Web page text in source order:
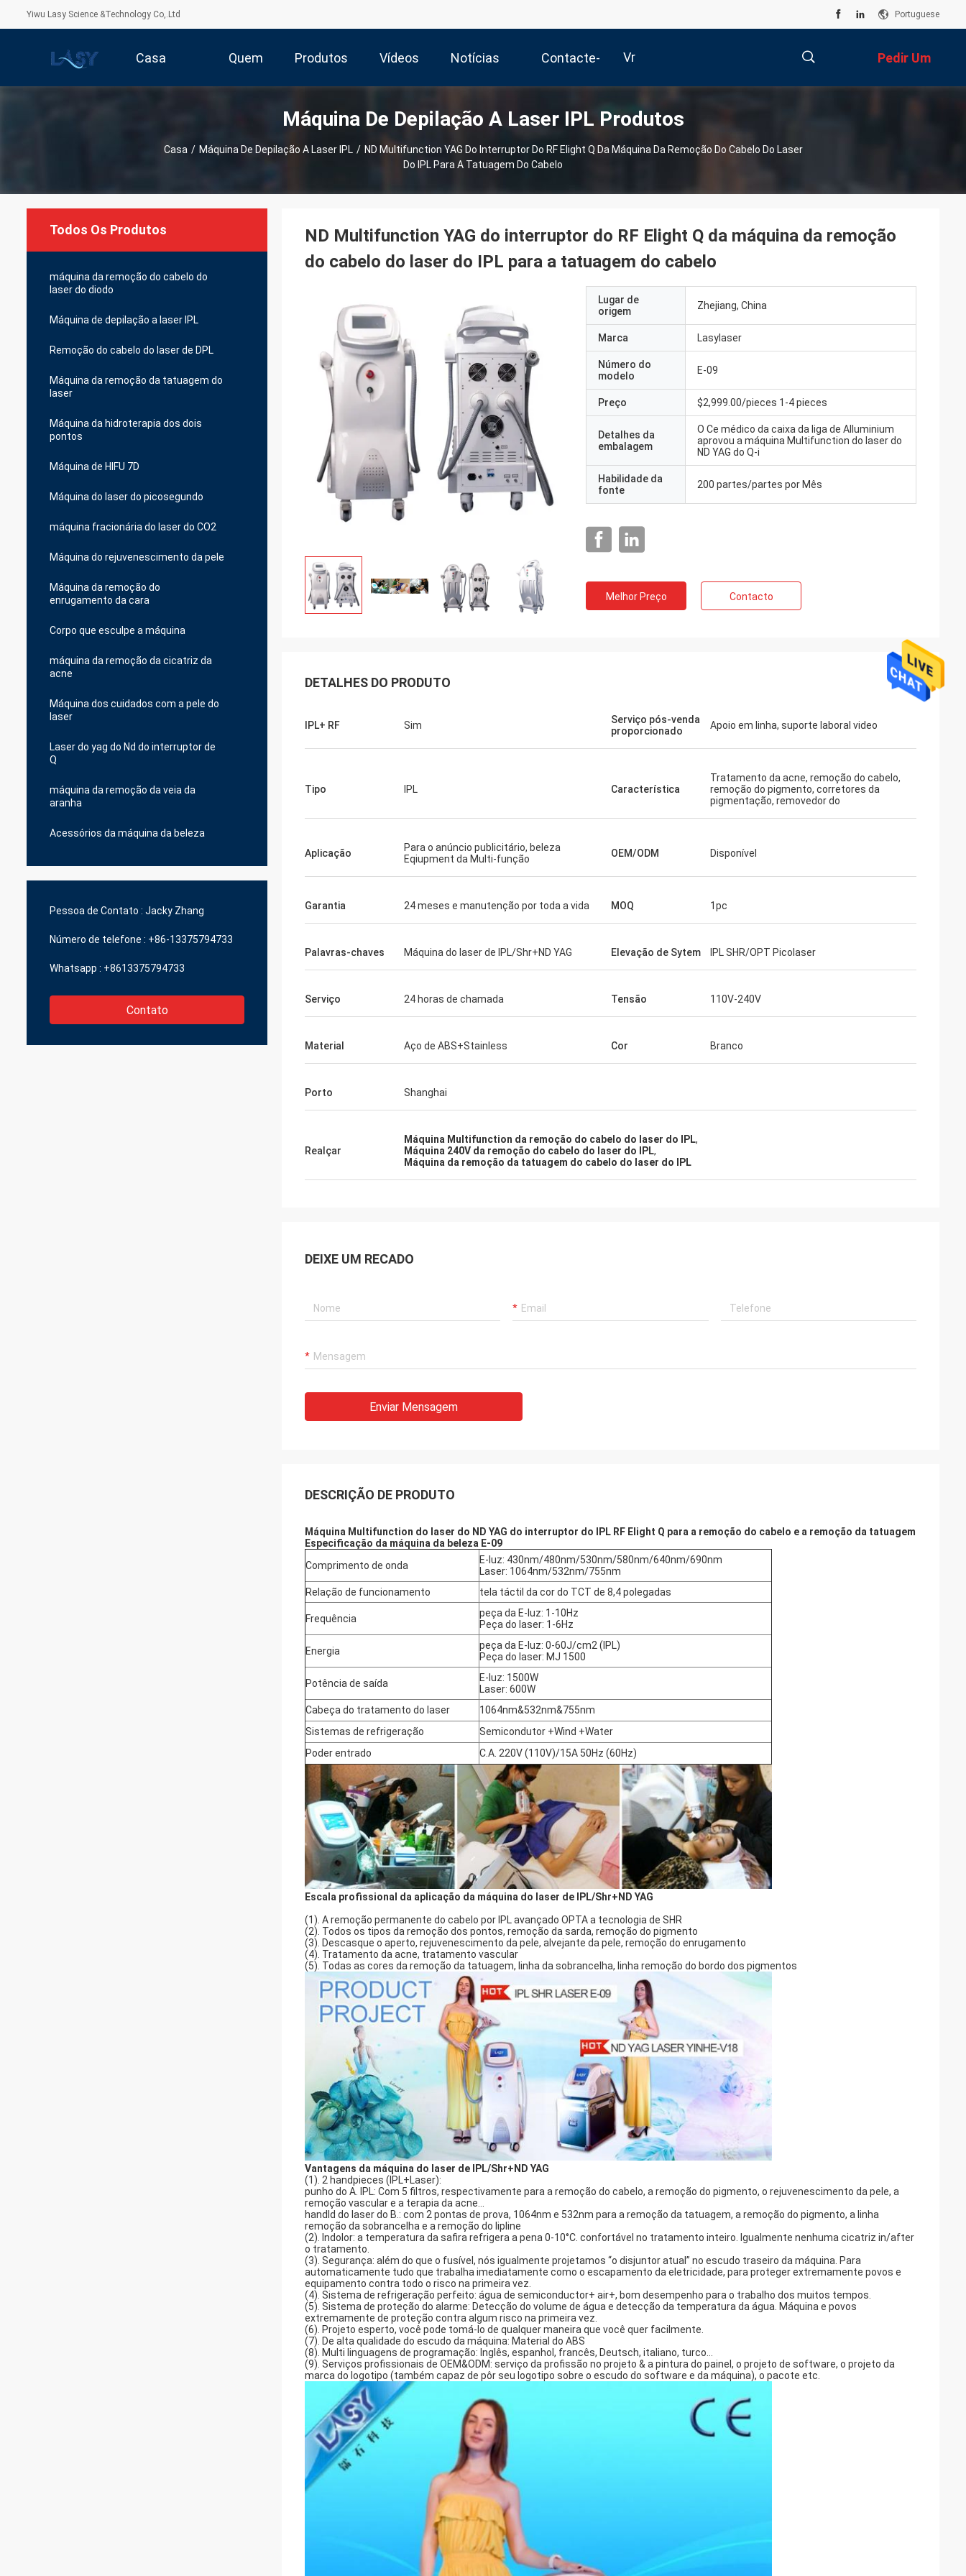
Yiwu Lasy Science &Technology Co,.Ltd Portuguese
Casa Quem Produtos Vídeos Notícias Contacte-
Nos
Vr Pedir Um
Orçamento
Máquina De Depilação A Laser IPL Produtos
Casa / Máquina De Depilação A Laser IPL / ND Multifunction YAG Do Interruptor Do RF Elight Q Da Máquina Da Remoção Do Cabelo Do Laser
Do IPL Para A Tatuagem Do Cabelo
Todos Os Produtos
máquina da remoção do cabelo do
laser do diodo
Máquina de depilação a laser IPL
Remoção do cabelo do laser de DPL
Máquina da remoção da tatuagem do
laser
Máquina da hidroterapia dos dois
pontos
Máquina de HIFU 7D
Máquina do laser do picosegundo
máquina fracionária do laser do CO2
Máquina do rejuvenescimento da pele
Máquina da remoção do
enrugamento da cara
Corpo que esculpe a máquina
máquina da remoção da cicatriz da
acne
Máquina dos cuidados com a pele do
laser
Laser do yag do Nd do interruptor de
Q
máquina da remoção da veia da
aranha
Acessórios da máquina da beleza
Pessoa de Contato : Jacky Zhang
Número de telefone : +86-13375794733
Whatsapp : +8613375794733
Contato
ND Multifunction YAG do interruptor do RF Elight Q da máquina da remoção
do cabelo do laser do IPL para a tatuagem do cabelo
Lugar de
origem
Zhejiang, China
Marca Lasylaser
Número do
modelo
E-09
Preço $2,999.00/pieces 1-4 pieces
Detalhes da
embalagem
O Ce médico da caixa da liga de Alluminium
aprovou a máquina Multifunction do laser do
ND YAG do Q-i
Habilidade da
fonte
200 partes/partes por Mês
Melhor Preço Contacto
DETALHES DO PRODUTO
IPL+ RF Sim
Serviço pós-venda
proporcionado
Apoio em linha, suporte laboral video
Tipo IPL Característica
Tratamento da acne, remoção do cabelo,
remoção do pigmento, corretores da
pigmentação, removedor do
Aplicação
Para o anúncio publicitário, beleza
Eqiupment da Multi-função
OEM/ODM Disponível
Garantia 24 meses e manutenção por toda a vida MOQ 1pc
Palavras-chaves Máquina do laser de IPL/Shr+ND YAG Elevação de Sytem IPL SHR/OPT Picolaser
Serviço 24 horas de chamada Tensão 110V-240V
Material Aço de ABS+Stainless Cor Branco
Porto Shanghai
Realçar
Máquina Multifunction da remoção do cabelo do laser do IPL,
Máquina 240V da remoção do cabelo do laser do IPL,
Máquina da remoção da tatuagem do cabelo do laser do IPL
DEIXE UM RECADO
Enviar Mensagem
DESCRIÇÃO DE PRODUTO
Máquina Multifunction do laser do ND YAG do interruptor do IPL RF Elight Q para a remoção do cabelo e a remoção da tatuagem
Especificação da máquina da beleza E-09
Comprimento de onda
E-luz: 430nm/480nm/530nm/580nm/640nm/690nm
Laser: 1064nm/532nm/755nm
Relação de funcionamento
tela táctil da cor do TCT de 8,4 polegadas
Frequência
peça da E-luz: 1-10Hz
Peça do laser: 1-6Hz
Energia
peça da E-luz: 0-60J/cm2 (IPL)
Peça do laser: MJ 1500
Potência de saída
E-luz: 1500W
Laser: 600W
Cabeça do tratamento do laser
1064nm&532nm&755nm
Sistemas de refrigeração
Semicondutor +Wind +Water
Poder entrado
C.A. 220V (110V)/15A 50Hz (60Hz)
Escala profissional da aplicação da máquina do laser de IPL/Shr+ND YAG
(1). A remoção permanente do cabelo por IPL avançado OPTA a tecnologia de SHR
(2). Todos os tipos da remoção dos pontos, remoção da sarda, remoção do pigmento
(3). Descasque o aperto, rejuvenescimento da pele, alvejante da pele, remoção do enrugamento
(4). Tratamento da acne, tratamento vascular
(5). Todas as cores da remoção da tatuagem, linha da sobrancelha, linha remoção do bordo dos pigmentos
Vantagens da máquina do laser de IPL/Shr+ND YAG
(1). 2 handpieces (IPL+Laser):
punho do A. IPL: Com 5 filtros, respectivamente para a remoção do cabelo, a remoção do pigmento, o rejuvenescimento da pele, a
remoção vascular e a terapia da acne…
handld do laser do B.: com 2 pontas de prova, 1064nm e 532nm para a remoção da tatuagem, a remoção do pigmento, a linha
remoção da sobrancelha e a remoção do lipline
(2). Indolor: a temperatura da safira refrigera a pena 0-10°C. confortável no tratamento inteiro. Igualmente nenhuma cicatriz in/after
o tratamento.
(3). Segurança: além do que o fusível, nós igualmente projetamos “o disjuntor atual” no escudo traseiro da máquina. Para
automaticamente tudo que trabalha imediatamente como o escapamento da eletricidade, para proteger extremamente povos e
equipamento contra todo o risco na primeira vez.
(4). Sistema de refrigeração perfeito: água de semiconductor+ air+, bom desempenho para o trabalho dos muitos tempos.
(5). Sistema de proteção do alarme: Detecção do volume de água e detecção da temperatura da água. Máquina e povos
extremamente de proteção contra algum risco na primeira vez.
(6). Projeto esperto, você pode tomá-lo de qualquer maneira que você quer facilmente.
(7). De alta qualidade do escudo da máquina: Material do ABS
(8). Multi linguagens de programação: Inglês, espanhol, francês, Deutsch, italiano, turco…
(9). Serviços profissionais de OEM&ODM: serviço da profissão no projeto & a pintura do painel, o projeto de software, o projeto da
marca do logotipo (também capaz de pôr seu logotipo sobre o escudo do software e da máquina), o pacote etc.